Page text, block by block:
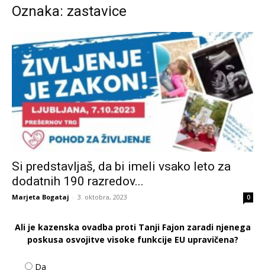
Oznaka: zastavice
Si predstavljaš, da bi imeli vsako leto za
dodatnih 190 razredov...
Marjeta Bogataj - 3. oktobra, 2023 0
Ali je kazenska ovadba proti Tanji Fajon zaradi njenega
poskusa osvojitve visoke funkcije EU upravičena?
Da